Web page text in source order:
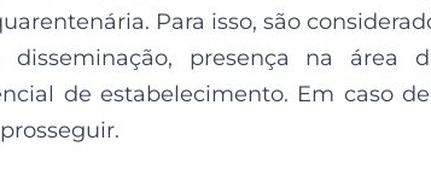
Para isso, são
presença na área
de estabelecimento. Em caso